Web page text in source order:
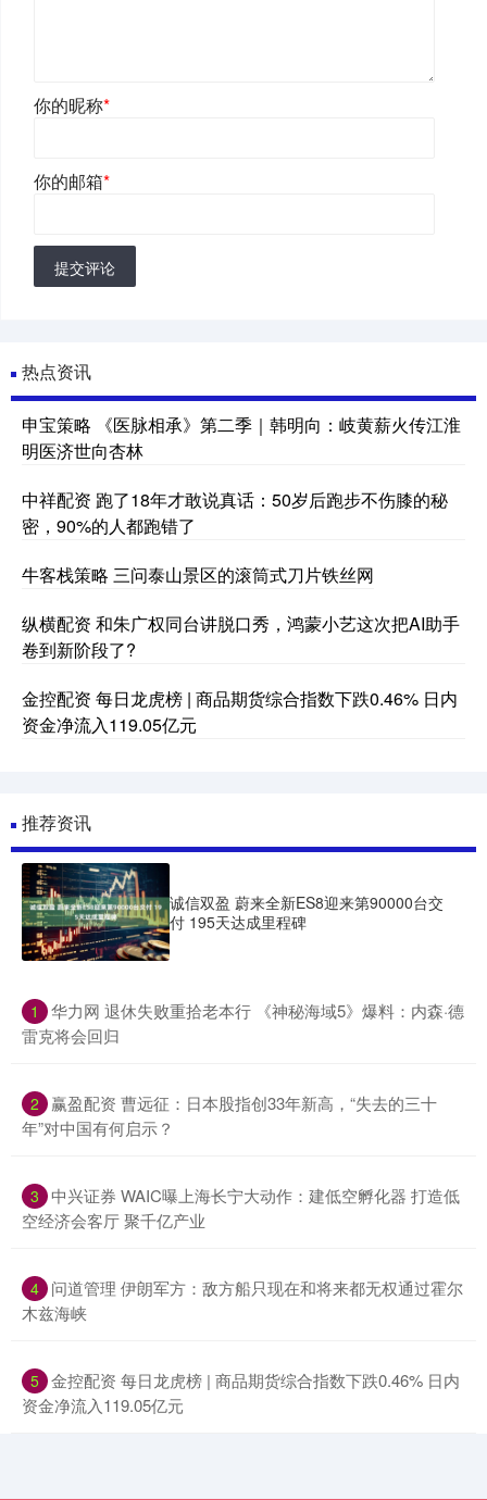
你的昵称*
你的邮箱*
提交评论
热点资讯
申宝策略 《医脉相承》第二季｜韩明向：岐黄薪火传江淮
明医济世向杏林
中祥配资 跑了18年才敢说真话：50岁后跑步不伤膝的秘
密，90%的人都跑错了
牛客栈策略 三问泰山景区的滚筒式刀片铁丝网
纵横配资 和朱广权同台讲脱口秀，鸿蒙小艺这次把AI助手
卷到新阶段了?
金控配资 每日龙虎榜 | 商品期货综合指数下跌0.46% 日内
资金净流入119.05亿元
推荐资讯
诚信双盈 蔚来全新ES8迎来第90000台交
付 195天达成里程碑
1
​华力网 退休失败重拾老本行 《神秘海域5》爆料：内森·德
雷克将会回归
2
​赢盈配资 曹远征：日本股指创33年新高，“失去的三十
年”对中国有何启示？
3 ​中兴证券 WAIC曝上海长宁大动作：建低空孵化器 打造低
空经济会客厅 聚千亿产业
4 ​问道管理 伊朗军方：敌方船只现在和将来都无权通过霍尔
木兹海峡
5 ​金控配资 每日龙虎榜 | 商品期货综合指数下跌0.46% 日内
资金净流入119.05亿元